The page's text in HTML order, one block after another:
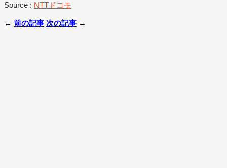
Source : NTTドコモ
← 前の記事 次の記事 →